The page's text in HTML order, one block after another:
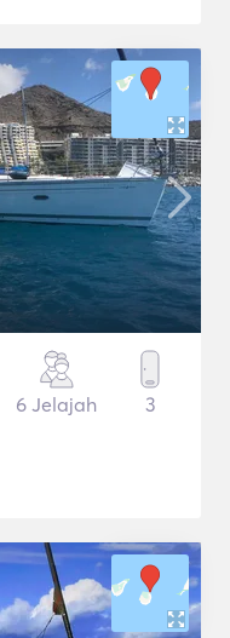
6 Jelajah 3